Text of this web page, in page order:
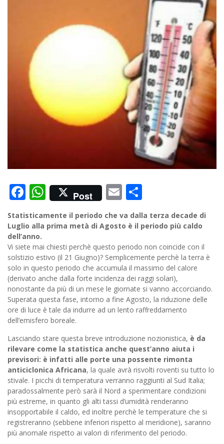
Facebook
WhatsApp
Post Email
Statisticamente il periodo che va dalla terza decade di
Luglio alla prima metà di Agosto è il periodo più caldo
dell’anno.
Vi siete mai chiesti perchè questo periodo non coincide con il
solstizio estivo (il 21 Giugno)? Semplicemente perchè la terra è
solo in questo periodo che accumula il massimo del calore
(derivato anche dalla forte incidenza dei raggi solari),
nonostante da più di un mese le giornate si vanno accorciando.
Superata questa fase, intorno a fine Agosto, la riduzione delle
ore di luce è tale da indurre ad un lento raffreddamento
dell’emisfero boreale.
Lasciando stare questa breve introduzione nozionistica, è da
rilevare come la statistica anche quest’anno aiuta i
previsori: è infatti alle porte una possente rimonta
anticiclonica Africana, la quale avrà risvolti roventi su tutto lo
stivale. I picchi di temperatura verranno raggiunti al Sud Italia;
paradossalmente però sarà il Nord a sperimentare condizioni
più estreme, in quanto gli alti tassi d’umidità renderanno
insopportabile il caldo, ed inoltre perchè le temperature che si
registreranno (sebbene inferiori rispetto al meridione), saranno
più anomale rispetto ai valori di riferimento del periodo.